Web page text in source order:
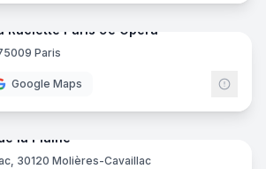
Raclette Paris 9e Opéra
Paris
Google Maps
12
la Plaine
30120 Molières-Cavaillac